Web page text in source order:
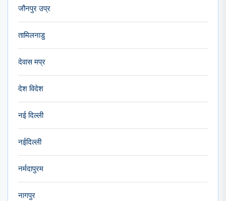
जौनपुर उप्र
तामिलनाडु
देवास मप्र
देश विदेश
नई दिल्ली
नईदिल्ली
नर्मदापुरम
नागपुर